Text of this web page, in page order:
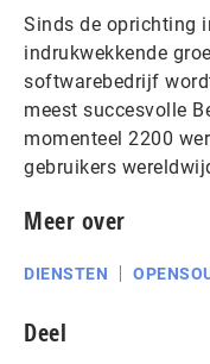
Sinds de oprichting
indrukwekkende
softwarebedrijf
meest succesvolle
momenteel 2200
gebruikers
Meer over
DIENSTEN
Deel